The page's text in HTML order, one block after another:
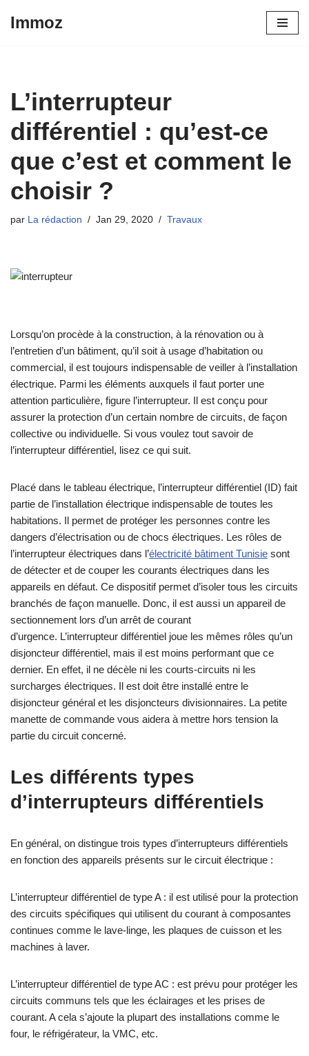
Immoz
L’interrupteur
différentiel : qu’est-ce
que c’est et comment le
choisir ?
par La rédaction Jan 29, 2020 Travaux
Lorsqu’on procède à la construction, à la rénovation ou à
l’entretien d’un bâtiment, qu’il soit à usage d’habitation ou
commercial, il est toujours indispensable de veiller à l’installation
électrique. Parmi les éléments auxquels il faut porter une
attention particulière, figure l’interrupteur. Il est conçu pour
assurer la protection d’un certain nombre de circuits, de façon
collective ou individuelle. Si vous voulez tout savoir de
l’interrupteur différentiel, lisez ce qui suit.
Placé dans le tableau électrique, l’interrupteur différentiel (ID) fait
partie de l’installation électrique indispensable de toutes les
habitations. Il permet de protéger les personnes contre les
dangers d’électrisation ou de chocs électriques. Les rôles de
l’interrupteur électriques dans l’électricité bâtiment Tunisie sont
de détecter et de couper les courants électriques dans les
appareils en défaut. Ce dispositif permet d’isoler tous les circuits
branchés de façon manuelle. Donc, il est aussi un appareil de
sectionnement lors d’un arrêt de courant
d’urgence. L’interrupteur différentiel joue les mêmes rôles qu’un
disjoncteur différentiel, mais il est moins performant que ce
dernier. En effet, il ne décèle ni les courts-circuits ni les
surcharges électriques. Il est doit être installé entre le
disjoncteur général et les disjoncteurs divisionnaires. La petite
manette de commande vous aidera à mettre hors tension la
partie du circuit concerné.
Les différents types
d’interrupteurs différentiels
En général, on distingue trois types d’interrupteurs différentiels
en fonction des appareils présents sur le circuit électrique :
L’interrupteur différentiel de type A : il est utilisé pour la protection
des circuits spécifiques qui utilisent du courant à composantes
continues comme le lave-linge, les plaques de cuisson et les
machines à laver.
L’interrupteur différentiel de type AC : est prévu pour protéger les
circuits communs tels que les éclairages et les prises de
courant. A cela s’ajoute la plupart des installations comme le
four, le réfrigérateur, la VMC, etc.